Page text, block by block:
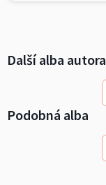
Další alba autora
Podobná alba